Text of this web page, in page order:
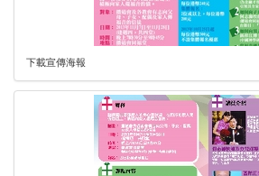
下載宣傳海報